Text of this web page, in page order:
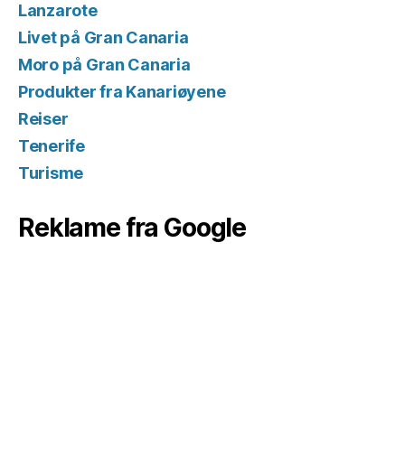
Lanzarote
Livet på Gran Canaria
Moro på Gran Canaria
Produkter fra Kanariøyene
Reiser
Tenerife
Turisme
Reklame fra Google